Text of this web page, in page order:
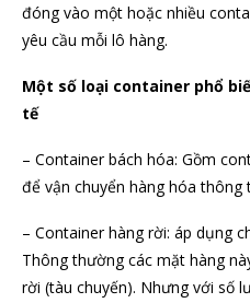
đóng vào một hoặc nhiều
yêu cầu mỗi lô hàng.
Một số loại container phổ
tế
– Container bách hóa: Gồm
để vận chuyển hàng hóa thông
– Container hàng rời: áp dụng
Thông thường các mặt hàng
rời (tàu chuyến). Nhưng với số